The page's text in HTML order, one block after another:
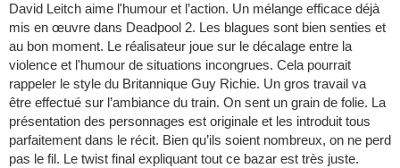
David Leitch aime l'humour et l’action. Un mélange efficace déjà
mis en œuvre dans Deadpool 2. Les blagues sont bien senties et
au bon moment. Le réalisateur joue sur le décalage entre la
violence et l'humour de situations incongrues. Cela pourrait
rappeler le style du Britannique Guy Richie. Un gros travail va
être effectué sur l’ambiance du train. On sent un grain de folie. La
présentation des personnages est originale et les introduit tous
parfaitement dans le récit. Bien qu’ils soient nombreux, on ne perd
pas le fil. Le twist final expliquant tout ce bazar est très juste.